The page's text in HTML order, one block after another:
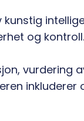
og kontroll.
vurdering